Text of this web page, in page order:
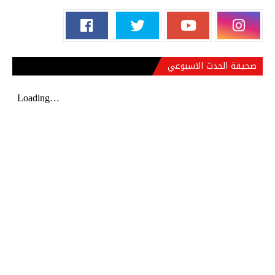
صحيفة الحدث الاسبوعي